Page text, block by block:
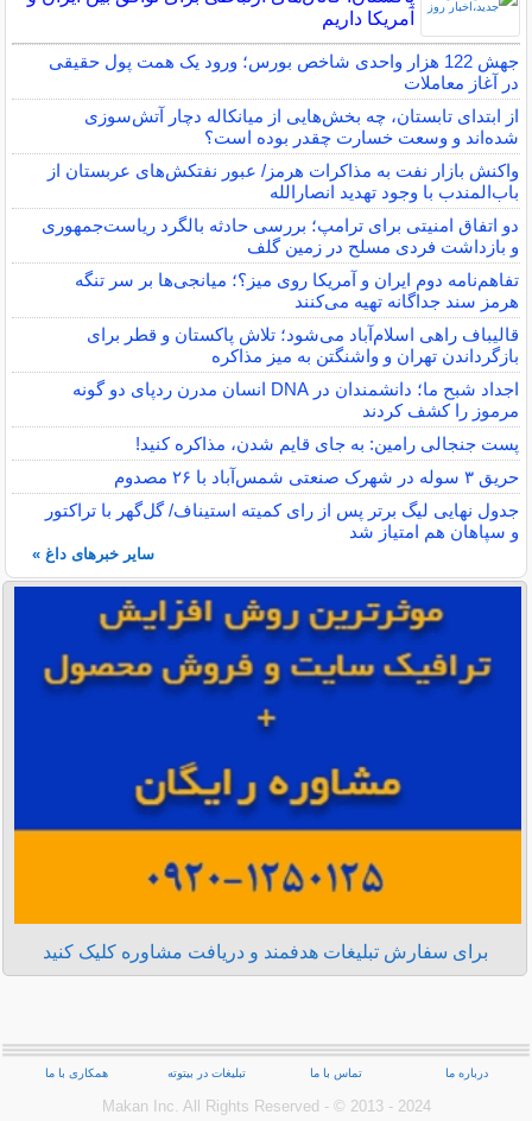
آمریکا داریم
جهش 122 هزار واحدی شاخص بورس؛ ورود یک همت پول حقیقی
در آغاز معاملات
از ابتدای تابستان، چه بخش‌هایی از میانکاله دچار آتش‌سوزی
شده‌اند و وسعت خسارت چقدر بوده است؟
واکنش بازار نفت به مذاکرات هرمز/ عبور نفتکش‌های عربستان از
باب‌المندب با وجود تهدید انصارالله
دو اتفاق امنیتی برای ترامپ؛ بررسی حادثه بالگرد ریاست‌جمهوری
و بازداشت فردی مسلح در زمین گلف
تفاهم‌نامه دوم ایران و آمریکا روی میز؟؛ میانجی‌ها بر سر تنگه
هرمز سند جداگانه تهیه می‌کنند
قالیباف راهی اسلام‌آباد می‌شود؛ تلاش پاکستان و قطر برای
بازگرداندن تهران و واشنگتن به میز مذاکره
اجداد شبح ما؛ دانشمندان در DNA انسان مدرن ردپای دو گونه
مرموز را کشف کردند
پست جنجالی رامین: به جای قایم شدن، مذاکره کنید!
حریق ۳ سوله در شهرک صنعتی شمس‌آباد با ۲۶ مصدوم
جدول نهایی لیگ برتر پس از رای کمیته استیناف/ گل‌گهر با تراکتور
و سپاهان هم امتیاز شد
سایر خبرهای داغ »
برای سفارش تبلیغات هدفمند و دریافت مشاوره کلیک کنید
درباره ما تماس با ما تبلیغات در بیتوته همکاری با ما
Makan Inc.‎ All Rights Reserved - © 2013 - 2024